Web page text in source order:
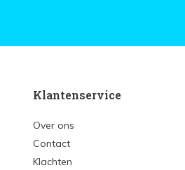
Klantenservice
Over ons
Contact
Klachten